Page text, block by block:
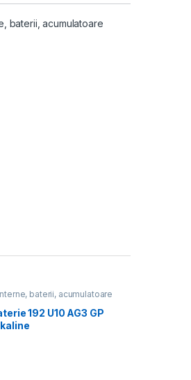
baterii, acumulatoare
baterii, acumulatoare
192 U10 AG3 GP